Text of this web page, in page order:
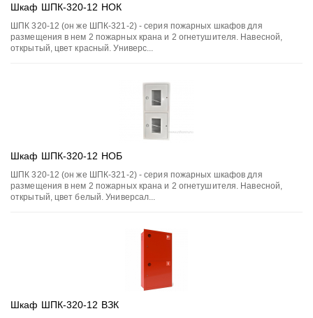
Шкаф ШПК-320-12 НОК
ШПК 320-12 (он же ШПК-321-2) - серия пожарных шкафов для
размещения в нем 2 пожарных крана и 2 огнетушителя. Навесной,
открытый, цвет красный. Универс...
Шкаф ШПК-320-12 НОБ
ШПК 320-12 (он же ШПК-321-2) - серия пожарных шкафов для
размещения в нем 2 пожарных крана и 2 огнетушителя. Навесной,
открытый, цвет белый. Универсал...
Шкаф ШПК-320-12 ВЗК